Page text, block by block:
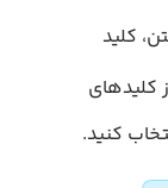
کلید
کلیدهای
کنید.